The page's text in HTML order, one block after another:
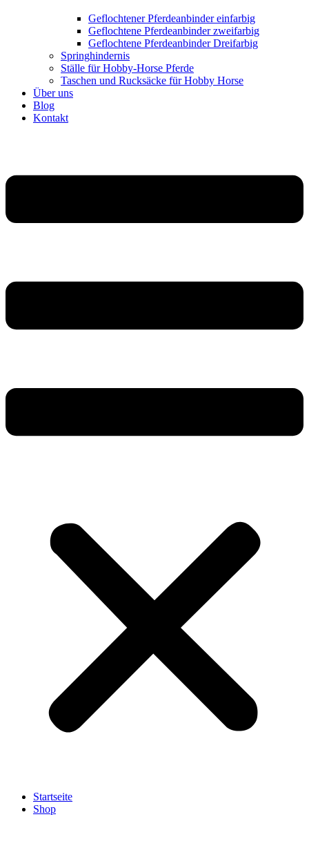
Geflochtener Pferdeanbinder einfarbig
Geflochtene Pferdeanbinder zweifarbig
Geflochtene Pferdeanbinder Dreifarbig
Springhindernis
Ställe für Hobby-Horse Pferde
Taschen und Rucksäcke für Hobby Horse
Über uns
Blog
Kontakt
Startseite
Shop